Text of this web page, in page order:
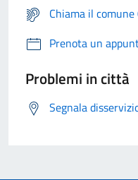
Chiama il
Prenota un
Problemi in città
Segnala